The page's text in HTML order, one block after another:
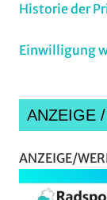
Historie der
Einwilligung
ANZEIGE
ANZEIGE/